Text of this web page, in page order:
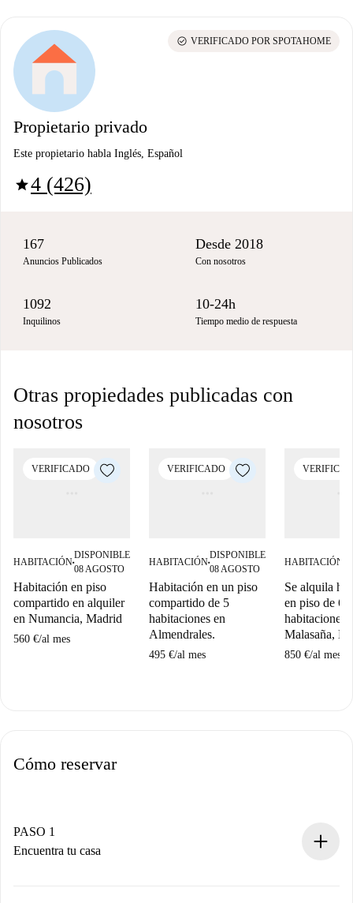
Propietario privado
Este propietario habla Inglés, Español
star4 (426)
check_circle VERIFICADO POR SPOTAHOME
167
Anuncios Publicados
Desde 2018
Con nosotros
1092
Inquilinos
10-24h
Tiempo medio de respuesta
Otras propiedades publicadas con
nosotros
VERIFICADO
HABITACIÓN■
DISPONIBLE
08 AGOSTO
Habitación en piso
compartido en alquiler
en Numancia, Madrid
560 €/al mes
VERIFICADO
HABITACIÓN■
DISPONIBLE
08 AGOSTO
Habitación en un piso
compartido de 5
habitaciones en
Almendrales.
495 €/al mes
HABITACIÓN
Se alquila
en piso de 6
habitaciones
Malasaña,
850 €/al mes
Cómo reservar
PASO 1
Encuentra tu casa